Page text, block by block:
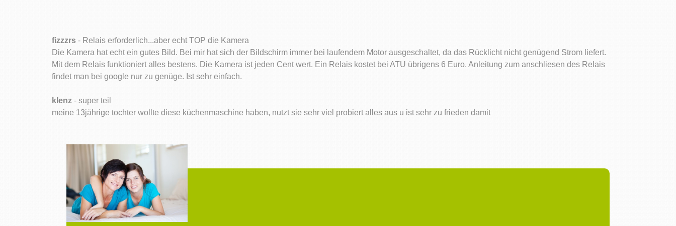
fizzzrs - Relais erforderlich...aber echt TOP die Kamera
Die Kamera hat echt ein gutes Bild. Bei mir hat sich der Bildschirm immer bei laufendem Motor ausgeschaltet, da das Rücklicht nicht genügend Strom liefert.
Mit dem Relais funktioniert alles bestens. Die Kamera ist jeden Cent wert. Ein Relais kostet bei ATU übrigens 6 Euro. Anleitung zum anschliesen des Relais
findet man bei google nur zu genüge. Ist sehr einfach.
klenz - super teil
meine 13jährige tochter wollte diese küchenmaschine haben, nutzt sie sehr viel probiert alles aus u ist sehr zu frieden damit